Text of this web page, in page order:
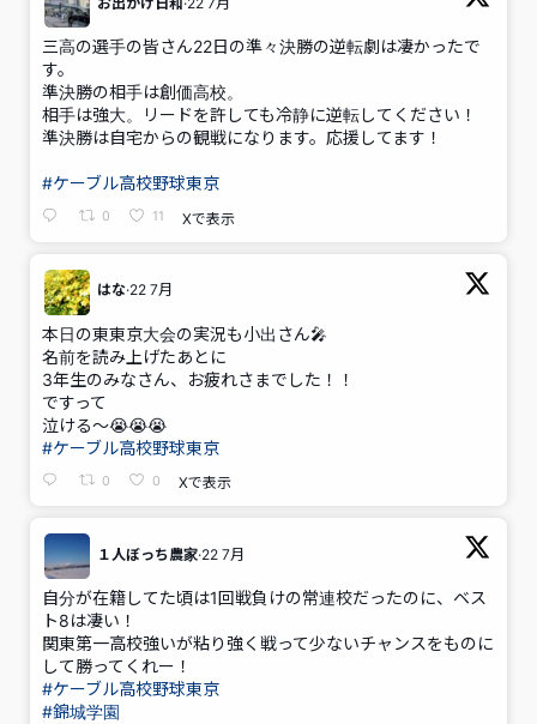
;
三高の選手の皆さん22日の準々決勝の逆転劇は凄かったで
す。
準決勝の相手は創価高校。
相手は強大。リードを許しても冷静に逆転してください！
準決勝は自宅からの観戦になります。応援してます！
#ケーブル高校野球東京
0 11 Xで表示
;
はな·22 7月
本日の東東京大会の実況も小出さん🎤
名前を読み上げたあとに
3年生のみなさん、お疲れさまでした！！
ですって
泣ける～😭😭😭
#ケーブル高校野球東京
0 0 Xで表示
;
１人ぼっち農家·22 7月
自分が在籍してた頃は1回戦負けの常連校だったのに、ベス
ト8は凄い！
関東第一高校強いが粘り強く戦って少ないチャンスをものに
して勝ってくれー！
#ケーブル高校野球東京
#錦城学園